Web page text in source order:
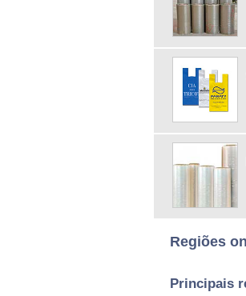
Regiões
Principais